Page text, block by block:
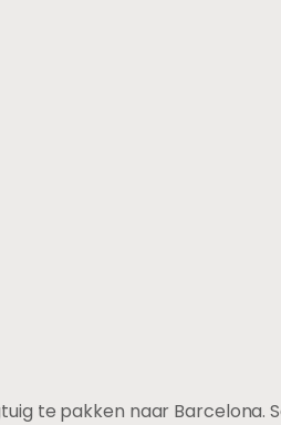
te pakken naar Barcelona.